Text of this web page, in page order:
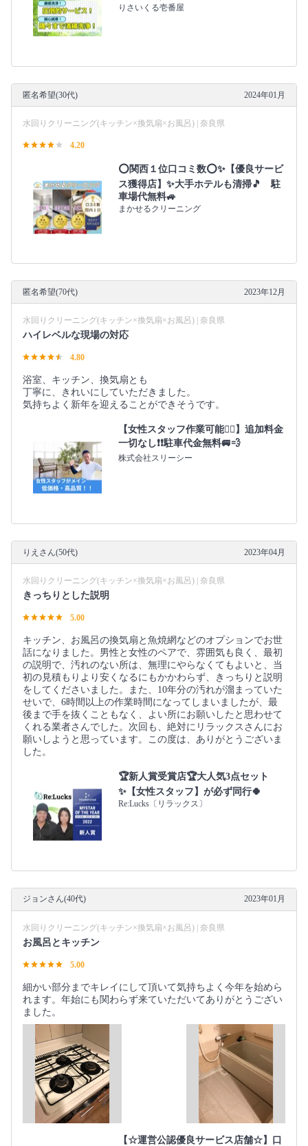
りさいくる壱番屋
匿名希望(30代) 2024年01月
水回りクリーニング(キッチン×換気扇×お風呂) | 奈良県
4.20
⭕関西１位口コミ数⭕✨【優良サービ
ス獲得店】✨大手ホテルも清掃🎵 駐
車場代無料🚙
まかせるクリーニング
匿名希望(70代) 2023年12月
水回りクリーニング(キッチン×換気扇×お風呂) | 奈良県
ハイレベルな現場の対応
4.80
浴室、キッチン、換気扇とも
丁寧に、きれいにしていただきました。
気持ちよく新年を迎えることができそうです。
【女性スタッフ作業可能🙆‍♀️】追加料金
一切なし❗️❗️駐車代金無料🚐💨
株式会社スリーシー
りえさん(50代) 2023年04月
水回りクリーニング(キッチン×換気扇×お風呂) | 奈良県
きっちりとした説明
5.00
キッチン、お風呂の換気扇と魚焼網などのオプションでお世
話になりました。男性と女性のペアで、雰囲気も良く、最初
の説明で、汚れのない所は、無理にやらなくてもよいと、当
初の見積もりより安くなるにもかかわらず、きっちりと説明
をしてくださいました。また、10年分の汚れが溜まっていた
せいで、6時間以上の作業時間になってしまいましたが、最
後まで手を抜くこともなく、よい所にお願いしたと思わせて
くれる業者さんでした。次回も、絶対にリラックスさんにお
願いしようと思っています。この度は、ありがとうございま
した。
🏆️新人賞受賞店🏆️大人気3点セット
✨【女性スタッフ】が必ず同行🍀
Re:Lucks〔リラックス〕
ジョンさん(40代) 2023年01月
水回りクリーニング(キッチン×換気扇×お風呂) | 奈良県
お風呂とキッチン
5.00
細かい部分までキレイにして頂いて気持ちよく今年を始めら
れます。年始にも関わらず来ていただいてありがとうござい
ました。
【☆運営公認優良サービス店舗☆】口